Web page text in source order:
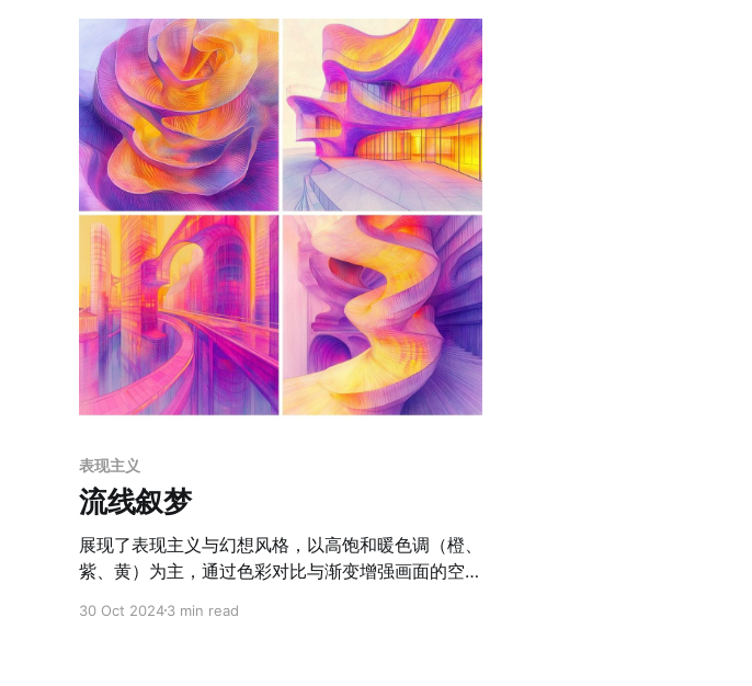
表现主义
流线叙梦
展现了表现主义与幻想风格，以高饱和暖色调（橙、
紫、黄）为主，通过色彩对比与渐变增强画面的空间
极近特写，赋予画面强烈的戏剧性。线条运用精细且
30 Oct 20243 min read